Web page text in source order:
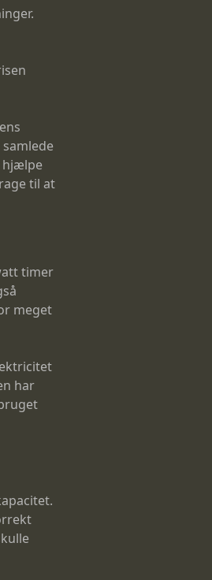
hjælpe
til at
timer
meget
har